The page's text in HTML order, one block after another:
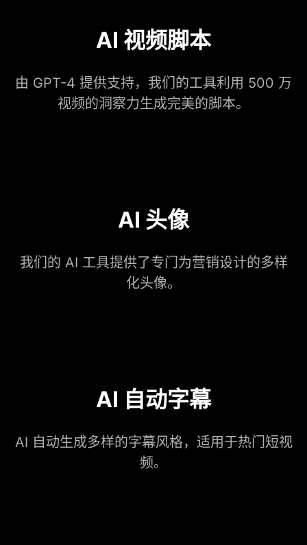
AI 视频脚本
由 GPT-4 提供支持，我们的工具利用 500 万
视频的洞察力生成完美的脚本。
AI 头像
我们的 AI 工具提供了专门为营销设计的多样
化头像。
AI 自动字幕
AI 自动生成多样的字幕风格，适用于热门短视
频。